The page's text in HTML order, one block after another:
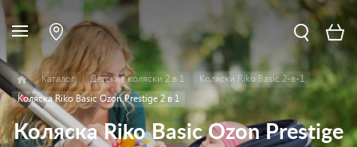
Каталог Детские коляски 2 в 1
Коляски Riko Basic 2-в-1
Коляска Riko Basic Ozon Prestige 2 в 1
Коляска Riko Basic Ozon Prestige